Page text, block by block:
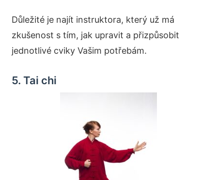
Důležité je najít instruktora, který už má
zkušenost s tím, jak upravit a přizpůsobit
jednotlivé cviky Vašim potřebám.
5. Tai chi